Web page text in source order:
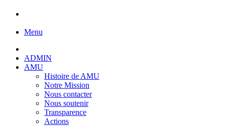
Menu
ADMIN
AMU
Histoire de AMU
Notre Mission
Nous contacter
Nous soutenir
Transparence
Actions